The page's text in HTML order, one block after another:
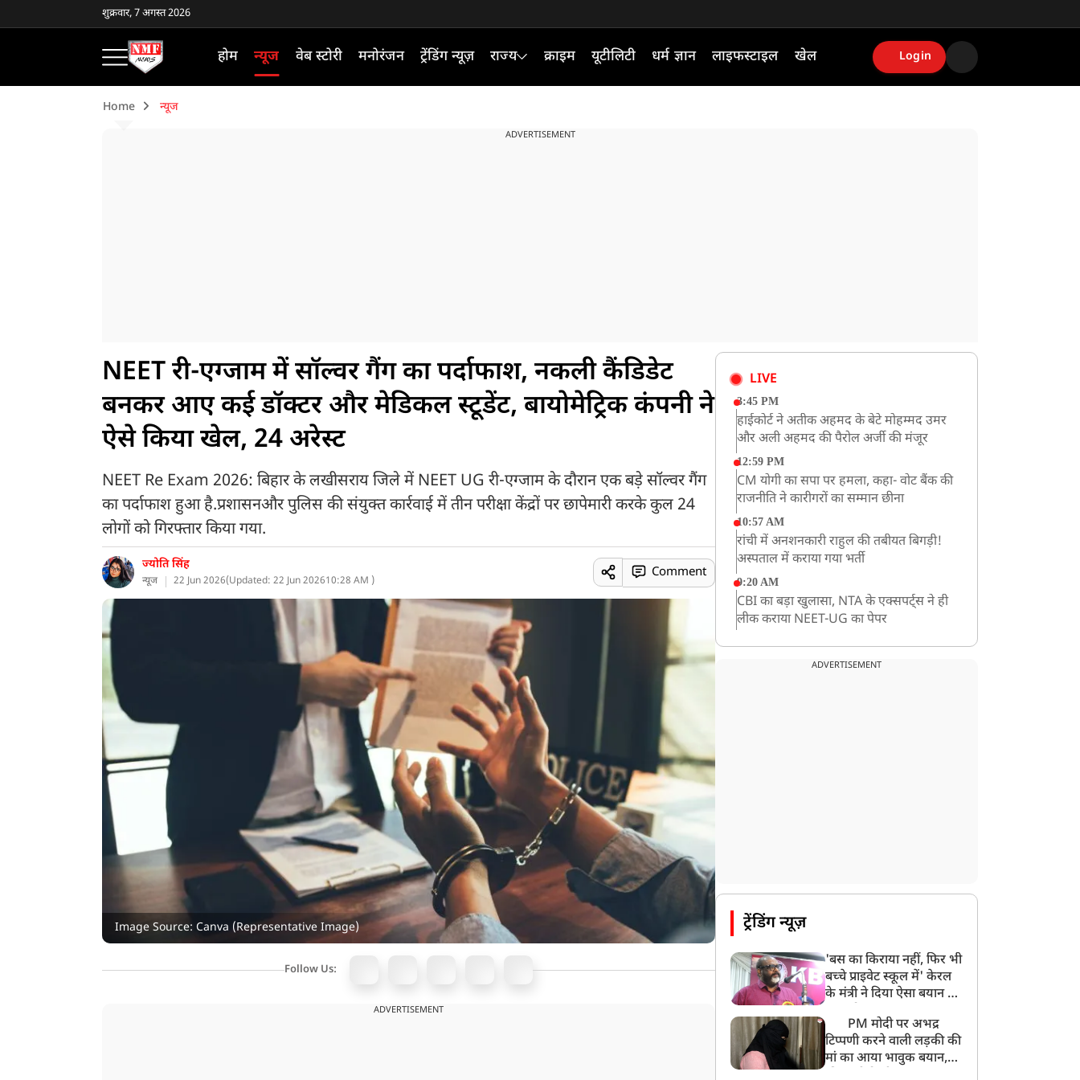
शुक्रवार, 7 अगस्त 2026
होम न्यूज वेब स्टोरी मनोरंजन ट्रेंडिंग न्यूज़ राज्य क्राइम यूटीलिटी धर्म ज्ञान लाइफस्टाइल खेल Login
Home न्यूज
ADVERTISEMENT
NEET री-एग्जाम में सॉल्वर गैंग का पर्दाफाश, नकली कैंडिडेट
बनकर आए कई डॉक्टर और मेडिकल स्टूडेंट, बायोमेट्रिक कंपनी ने
ऐसे किया खेल, 24 अरेस्ट
NEET Re Exam 2026: बिहार के लखीसराय जिले में NEET UG री-एग्जाम के दौरान एक बड़े सॉल्वर गैंग
का पर्दाफाश हुआ है.प्रशासनऔर पुलिस की संयुक्त कार्रवाई में तीन परीक्षा केंद्रों पर छापेमारी करके कुल 24
लोगों को गिरफ्तार किया गया.
ज्योति सिंह
न्यूज 22 Jun 2026(Updated: 22 Jun 202610:28 AM )
Comment
Image Source: Canva (Representative Image)
Follow Us:
ADVERTISEMENT
LIVE
3:45 PM
हाईकोर्ट ने अतीक अहमद के बेटे मोहम्मद उमर
और अली अहमद की पैरोल अर्जी की मंजूर
12:59 PM
CM योगी का सपा पर हमला, कहा- वोट बैंक की
राजनीति ने कारीगरों का सम्मान छीना
10:57 AM
रांची में अनशनकारी राहुल की तबीयत बिगड़ी!
अस्पताल में कराया गया भर्ती
9:20 AM
CBI का बड़ा खुलासा, NTA के एक्सपर्ट्स ने ही
लीक कराया NEET-UG का पेपर
उत्तराखंड: हरिद्वार में गंगा उफान पर, जलस्तर में
ADVERTISEMENT
ट्रेंडिंग न्यूज़
'बस का किराया नहीं, फिर भी
बच्चे प्राइवेट स्कूल में' केरल
के मंत्री ने दिया ऐसा बयान की
PM मोदी पर अभद्र
टिप्पणी करने वाली लड़की की
मां का आया भावुक बयान,